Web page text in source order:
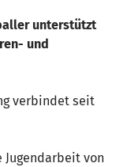
unterstützt
und
verbindet seit
Jugendarbeit von